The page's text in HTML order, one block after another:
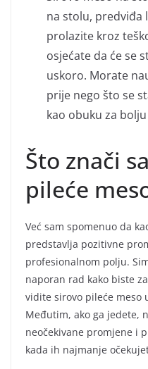
na stolu, predviđa
prolazite kroz
osjećate da će se
uskoro. Morate
prije nego što se
kao obuku za
Što znači
pileće
Već sam spomenuo da
predstavlja pozitivne
profesionalnom polju.
naporan rad kako biste
vidite sirovo pileće meso
Međutim, ako ga jedete,
neočekivane promjene i
kada ih najmanje